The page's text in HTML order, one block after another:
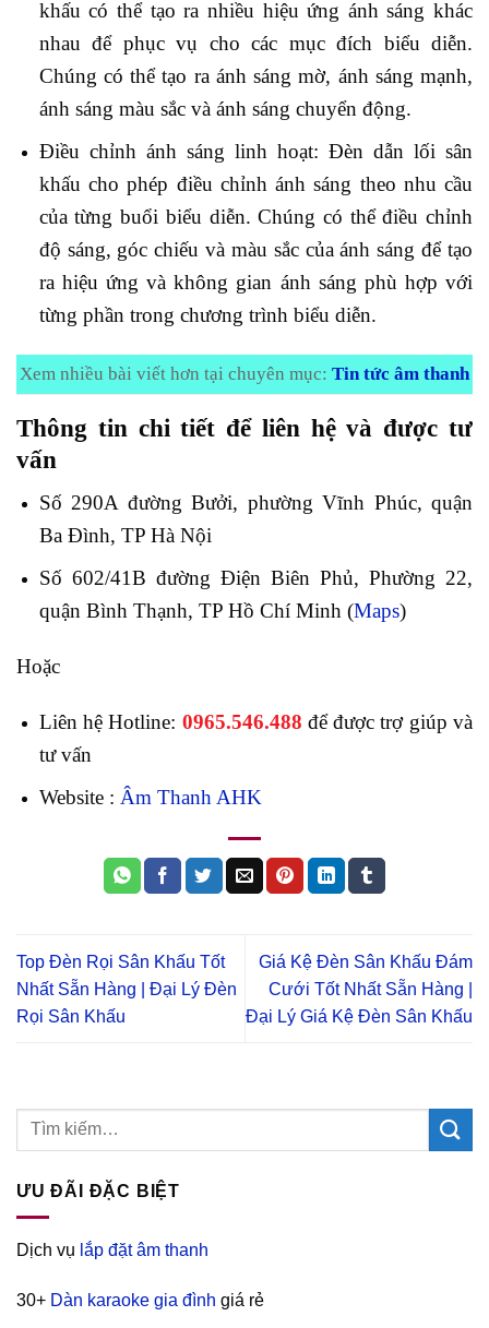
khấu có thể tạo ra nhiều hiệu ứng ánh sáng khác
nhau để phục vụ cho các mục đích biểu diễn.
Chúng có thể tạo ra ánh sáng mờ, ánh sáng mạnh,
ánh sáng màu sắc và ánh sáng chuyển động.
Điều chỉnh ánh sáng linh hoạt: Đèn dẫn lối sân
khấu cho phép điều chỉnh ánh sáng theo nhu cầu
của từng buổi biểu diễn. Chúng có thể điều chỉnh
độ sáng, góc chiếu và màu sắc của ánh sáng để tạo
ra hiệu ứng và không gian ánh sáng phù hợp với
từng phần trong chương trình biểu diễn.
Xem nhiều bài viết hơn tại chuyên mục: Tin tức âm thanh
Thông tin chi tiết để liên hệ và được tư
vấn
Số 290A đường Bưởi, phường Vĩnh Phúc, quận
Ba Đình, TP Hà Nội
Số 602/41B đường Điện Biên Phủ, Phường 22,
quận Bình Thạnh, TP Hồ Chí Minh (Maps)
Hoặc
Liên hệ Hotline: 0965.546.488 để được trợ giúp và
tư vấn
Website : Âm Thanh AHK
Top Đèn Rọi Sân Khấu Tốt
Nhất Sẵn Hàng | Đại Lý Đèn
Rọi Sân Khấu
Giá Kệ Đèn Sân Khấu Đám
Cưới Tốt Nhất Sẵn Hàng |
Đại Lý Giá Kệ Đèn Sân Khấu
ƯU ĐÃI ĐẶC BIỆT
Dịch vụ lắp đặt âm thanh
30+ Dàn karaoke gia đình giá rẻ